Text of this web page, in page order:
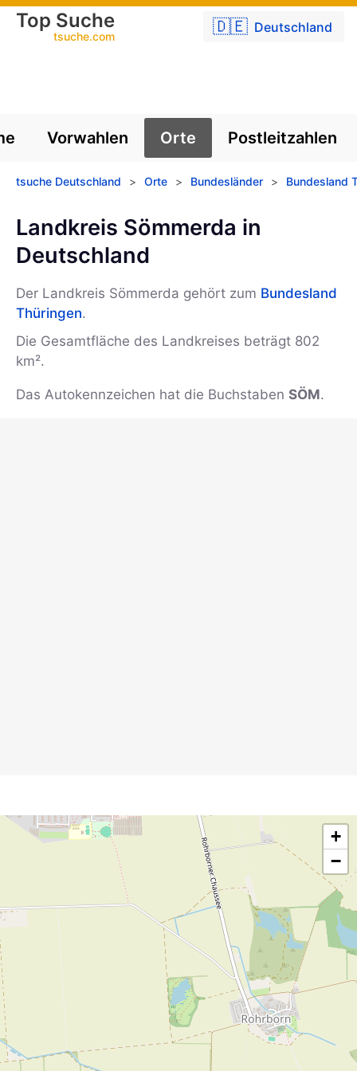
🇩🇪 Deutschland
Top Suche
tsuche.com
Vorwahlen Orte Postleitzahlen
tsuche Deutschland > Orte > Bundesländer > Bundesland
Landkreis Sömmerda in
Deutschland
Der Landkreis Sömmerda gehört zum Bundesland
Thüringen.
Die Gesamtfläche des Landkreises beträgt 802
km².
Das Autokennzeichen hat die Buchstaben SÖM.